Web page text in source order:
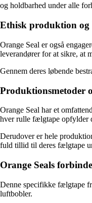
og holdbarhed under alle
Ethisk produktion
Orange Seal er også
leverandører for at sikre, at
Gennem deres løbende
Produktionsmetoder
Orange Seal har et
hver rulle fælgtape opfylder
Derudover er hele
fuld tillid til deres fælgtape
Orange Seals
Denne specifikke fælgtape
luftbobler.